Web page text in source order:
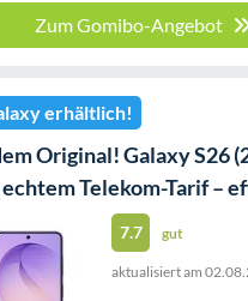
Zum Gomibo-Angebot
erhältlich!
Original! Galaxy S26
Telekom-Tarif –
7.7 gut
aktualisiert am